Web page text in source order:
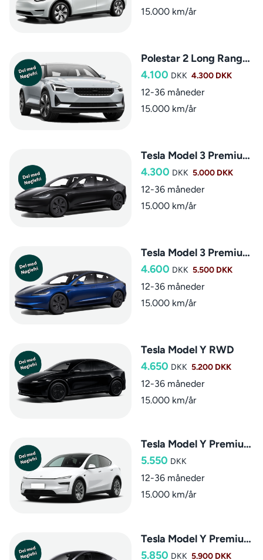
15.000 km/år
Polestar 2 Long Range Single Motor
4.100 DKK 4.300 DKK
12-36 måneder
15.000 km/år
Tesla Model 3 Premium LR RWD
4.300 DKK 5.000 DKK
12-36 måneder
15.000 km/år
Tesla Model 3 Premium LR AWD
4.600 DKK 5.500 DKK
12-36 måneder
15.000 km/år
Tesla Model Y RWD
4.650 DKK 5.200 DKK
12-36 måneder
15.000 km/år
Tesla Model Y Premium RWD
5.550 DKK
12-36 måneder
15.000 km/år
Tesla Model Y Premium AWD
5.850 DKK 5.900 DKK